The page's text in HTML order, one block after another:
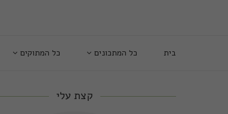
בית כל המתכונים כל המתוקים
קצת עלי